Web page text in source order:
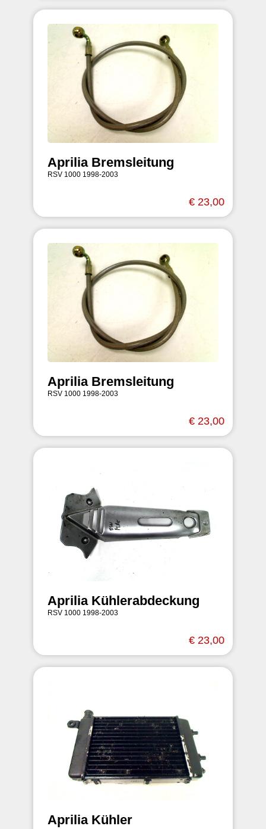
Aprilia Bremsleitung
RSV 1000 1998-2003
€ 23,00
Aprilia Bremsleitung
RSV 1000 1998-2003
€ 23,00
Aprilia Kühlerabdeckung
RSV 1000 1998-2003
€ 23,00
Aprilia Kühler